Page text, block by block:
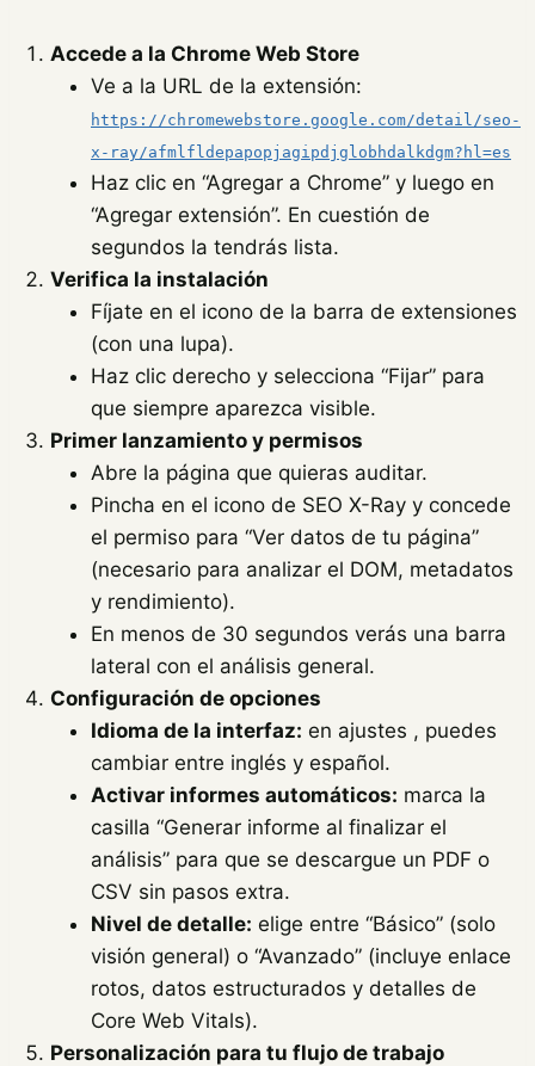
Accede a la Chrome Web Store
Ve a la URL de la extensión:
https://chromewebstore.google.com/detail/seo-
x-ray/afmlfldepapopjagipdjglobhdalkdgm?hl=es
Haz clic en “Agregar a Chrome” y luego en
“Agregar extensión”. En cuestión de
segundos la tendrás lista.
Verifica la instalación
Fíjate en el icono de la barra de extensiones
(con una lupa).
Haz clic derecho y selecciona “Fijar” para
que siempre aparezca visible.
Primer lanzamiento y permisos
Abre la página que quieras auditar.
Pincha en el icono de SEO X-Ray y concede
el permiso para “Ver datos de tu página”
(necesario para analizar el DOM, metadatos
y rendimiento).
En menos de 30 segundos verás una barra
lateral con el análisis general.
Configuración de opciones
Idioma de la interfaz: en ajustes , puedes
cambiar entre inglés y español.
Activar informes automáticos: marca la
casilla “Generar informe al finalizar el
análisis” para que se descargue un PDF o
CSV sin pasos extra.
Nivel de detalle: elige entre “Básico” (solo
visión general) o “Avanzado” (incluye enlace
rotos, datos estructurados y detalles de
Core Web Vitals).
Personalización para tu flujo de trabajo